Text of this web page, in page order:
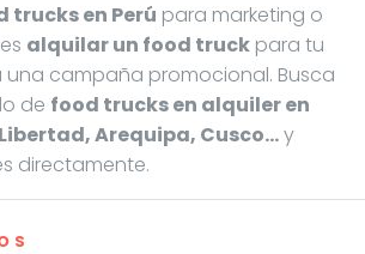
trucks en Perú para marketing o
alquilar un food truck para tu
campaña promocional. Busca
de food trucks en alquiler en
Arequipa, Cusco…y
directamente.